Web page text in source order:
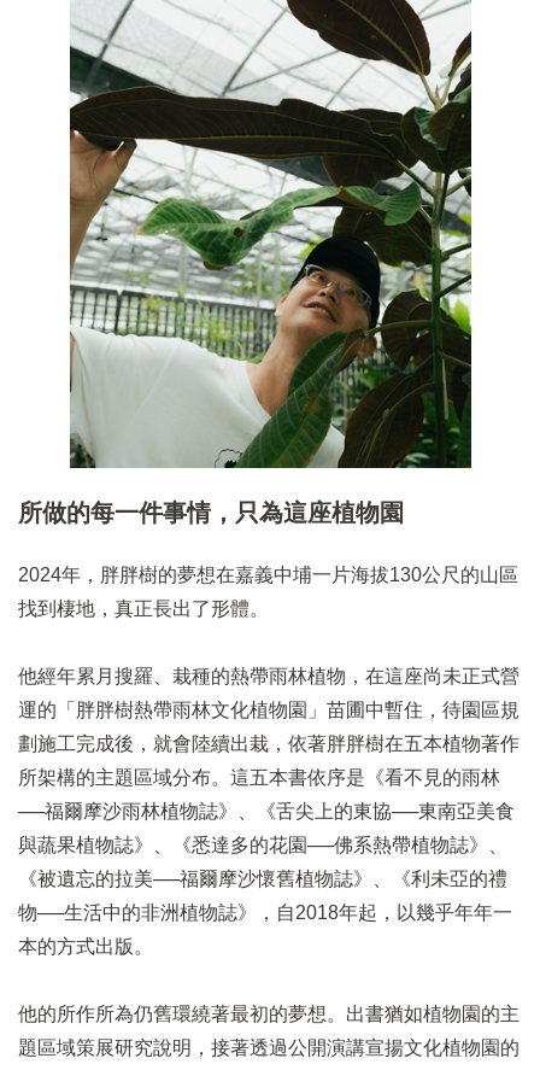
所做的每一件事情，只為這座植物園
2024年，胖胖樹的夢想在嘉義中埔一片海拔130公尺的山區
找到棲地，真正長出了形體。
他經年累月搜羅、栽種的熱帶雨林植物，在這座尚未正式營
運的「胖胖樹熱帶雨林文化植物園」苗圃中暫住，待園區規
劃施工完成後，就會陸續出栽，依著胖胖樹在五本植物著作
所架構的主題區域分布。這五本書依序是《看不見的雨林
──福爾摩沙雨林植物誌》、《舌尖上的東協──東南亞美食
與蔬果植物誌》、《悉達多的花園──佛系熱帶植物誌》、
《被遺忘的拉美──福爾摩沙懷舊植物誌》、《利未亞的禮
物──生活中的非洲植物誌》，自2018年起，以幾乎年年一
本的方式出版。
他的所作所為仍舊環繞著最初的夢想。出書猶如植物園的主
題區域策展研究說明，接著透過公開演講宣揚文化植物園的